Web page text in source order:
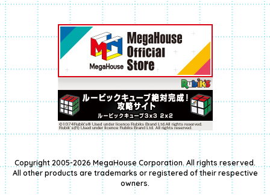
Copyright 2005-2026 MegaHouse Corporation. All rights reserved.
All other products are trademarks or registered of their respective
owners.